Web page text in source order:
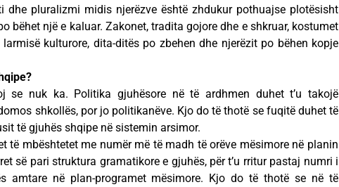
dhe pluralizmi midis njerëzve është zhdukur pothuajse plotësisht
bëhet një e kaluar. Zakonet, tradita gojore dhe e shkruar, kostumet
kulturore, dita-ditës po zbehen dhe njerëzit po bëhen kopje
se nuk ka. Politika gjuhësore në të ardhmen duhet t’u takojë
shkollës, por jo politikanëve. Kjo do të thotë se fuqitë duhet të
të gjuhës shqipe në sistemin arsimor.
të mbështetet me numër më të madh të orëve mësimore në planin
së pari struktura gramatikore e gjuhës, për t’u rritur pastaj numri i
amtare në plan-programet mësimore. Kjo do të thotë se në të